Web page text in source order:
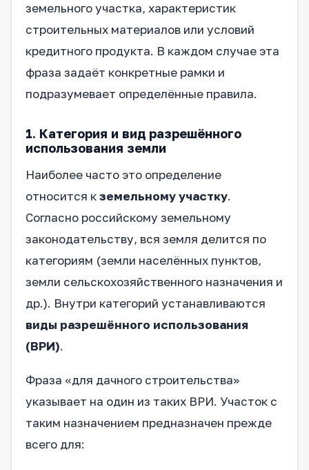
земельного участка, характеристик
строительных материалов или условий
кредитного продукта. В каждом случае эта
фраза задаёт конкретные рамки и
подразумевает определённые правила.
1. Категория и вид разрешённого
использования земли
Наиболее часто это определение
относится кземельному участку.
Согласно российскому земельному
законодательству, вся земля делится по
категориям (земли населённых пунктов,
земли сельскохозяйственного назначения и
др.). Внутри категорий устанавливаются
виды разрешённого использования
(ВРИ).
Фраза «для дачного строительства»
указывает на один из таких ВРИ. Участок с
таким назначением предназначен прежде
всего для: